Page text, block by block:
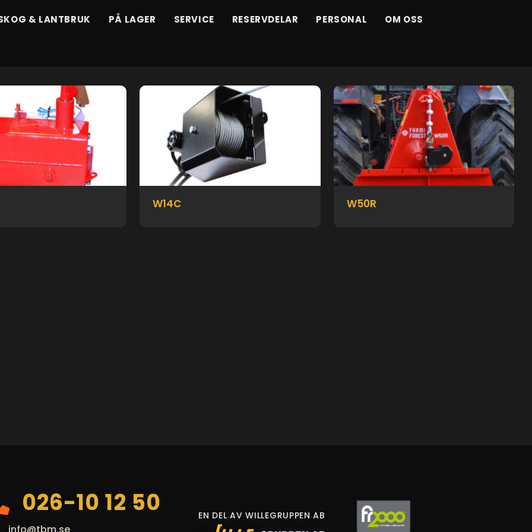
& LANTBRUK PÅ LAGER SERVICE RESERVDELAR PERSONAL OM OSS
W14C W50R
026-10 12 50
info@tbm.se
EN DEL AV WILLEGRUPPEN AB